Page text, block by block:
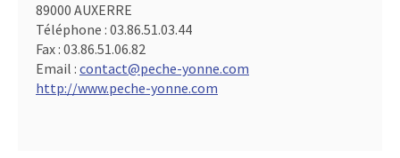
89000 AUXERRE
Téléphone : 03.86.51.03.44
Fax : 03.86.51.06.82
Email : contact@peche-yonne.com
http://www.peche-yonne.com